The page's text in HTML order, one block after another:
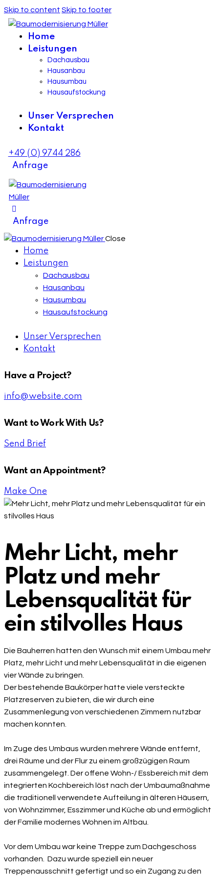
Skip to content Skip to footer
Home
Leistungen
Dachausbau
Hausanbau
Hausumbau
Hausaufstockung
Unser Versprechen
Kontakt
+49 (0) 9744 286
Anfrage
Anfrage
Close
Home
Leistungen
Dachausbau
Hausanbau
Hausumbau
Hausaufstockung
Unser Versprechen
Kontakt
Have a Project?
info@website.com
Want to Work With Us?
Send Brief
Want an Appointment?
Make One
Mehr Licht, mehr
Platz und mehr
Lebensqualität für
ein stilvolles Haus
Die Bauherren hatten den Wunsch mit einem Umbau mehr
Platz, mehr Licht und mehr Lebensqualität in die eigenen
vier Wände zu bringen.
Der bestehende Baukörper hatte viele versteckte
Platzreserven zu bieten, die wir durch eine
Zusammenlegung von verschiedenen Zimmern nutzbar
machen konnten.
Im Zuge des Umbaus wurden mehrere Wände entfernt,
drei Räume und der Flur zu einem großzügigen Raum
zusammengelegt. Der offene Wohn-/ Essbereich mit dem
integrierten Kochbereich löst nach der Umbaumaßnahme
die traditionell verwendete Aufteilung in älteren Häusern,
von Wohnzimmer, Esszimmer und Küche ab und ermöglicht
der Familie modernes Wohnen im Altbau.
Vor dem Umbau war keine Treppe zum Dachgeschoss
vorhanden. Dazu wurde speziell ein neuer
Treppenausschnitt gefertigt und so ein Zugang zu den